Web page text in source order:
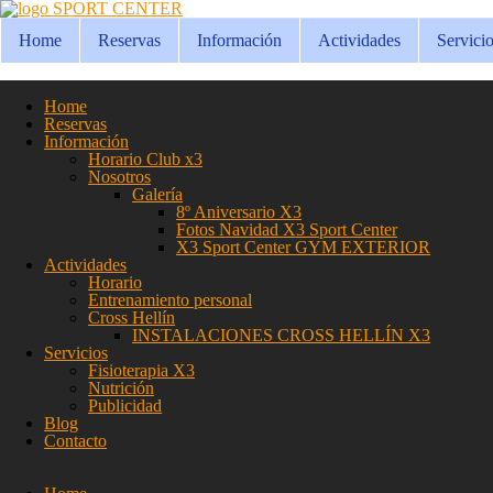
SPORT CENTER
Home
Reservas Información Actividades
Home
Reservas
Información
Horario Club x3
Nosotros
Galería
8º Aniversario X3
Fotos Navidad X3 Sport Center
X3 Sport Center GYM EXTERIOR
Actividades
Horario
Entrenamiento personal
Cross Hellín
INSTALACIONES CROSS HELLÍN X3
Servicios
Fisioterapia X3
Nutrición
Publicidad
Blog
Contacto